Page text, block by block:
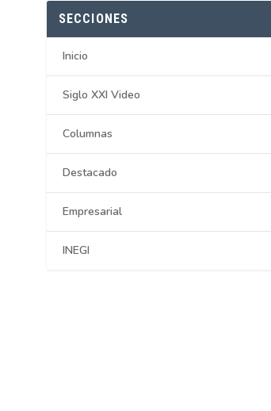
SECCIONES
Inicio
Siglo XXI Video
Columnas
Destacado
Empresarial
INEGI